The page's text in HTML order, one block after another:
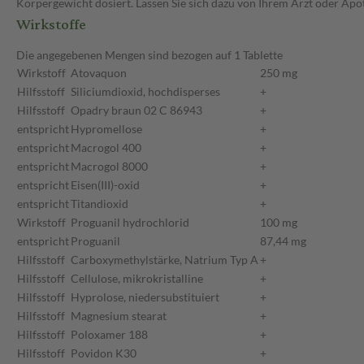
Körpergewicht dosiert. Lassen Sie sich dazu von Ihrem Arzt oder
Wirkstoffe
Die angegebenen Mengen sind bezogen auf 1 Tablette
Wirkstoff Atovaquon
250 mg
Hilfsstoff Siliciumdioxid, hochdisperses
+
Hilfsstoff Opadry braun 02 C 86943
+
entsprichtHypromellose
+
entsprichtMacrogol 400
+
entsprichtMacrogol 8000
+
entsprichtEisen(III)-oxid
+
entsprichtTitandioxid
+
Wirkstoff Proguanil hydrochlorid
100 mg
entsprichtProguanil
87,44 mg
Hilfsstoff Carboxymethylstärke, Natrium Typ A +
Hilfsstoff Cellulose, mikrokristalline
+
Hilfsstoff Hyprolose, niedersubstituiert
+
Hilfsstoff Magnesium stearat
+
Hilfsstoff Poloxamer 188
+
Hilfsstoff Povidon K30 +